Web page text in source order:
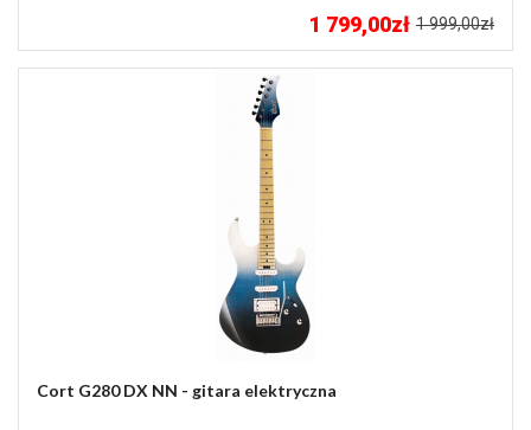
1 999,00zł
1 799,00zł
Cort G280 DX NN - gitara elektryczna